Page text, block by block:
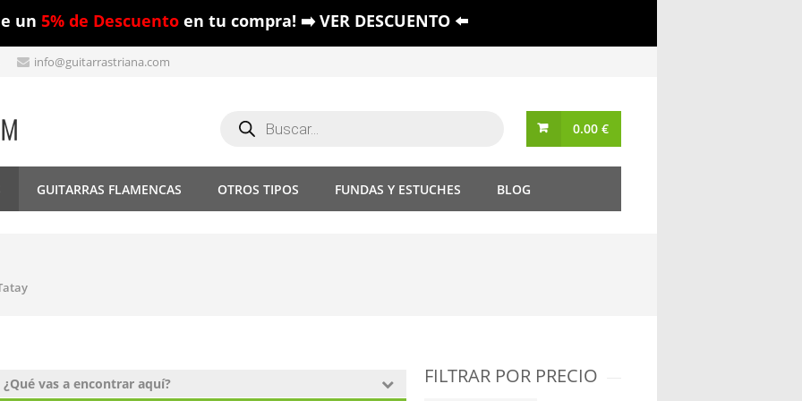
un 5% de Descuento en tu compra! ➡️ VER DESCUENTO ⬅️
info@guitarrastriana.com
0.00 €
Búsqueda
productos
GUITARRAS FLAMENCAS OTROS TIPOS FUNDAS Y ESTUCHES BLOG
¿Qué vas a encontrar aquí? FILTRAR POR PRECIO